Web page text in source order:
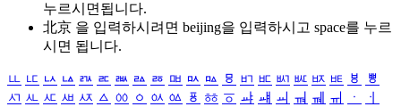
누르시면됩니다.
北京 을 입력하시려면 beijing을 입력하시고 space를 누르
시면 됩니다.
ㅥ ㅦ ㅧ ㅨ ㅩ ㅪ ㅫ ㅬ ㅭ ㅮ ㅯ ㅰ ㅱ ㅲ ㅳ ㅴ ㅵ ㅶ ㅷ ㅸ
ㅹ
ㅺ ㅻ ㅼ ㅽ ㅾ ㅿ ㆀ ㆁ ㆂ ㆃ ㆄ ㆅ ㆆ ㆇ ㆈ ㆉ ㆊ ㆋ ㆌ ㆍ
ㆎ